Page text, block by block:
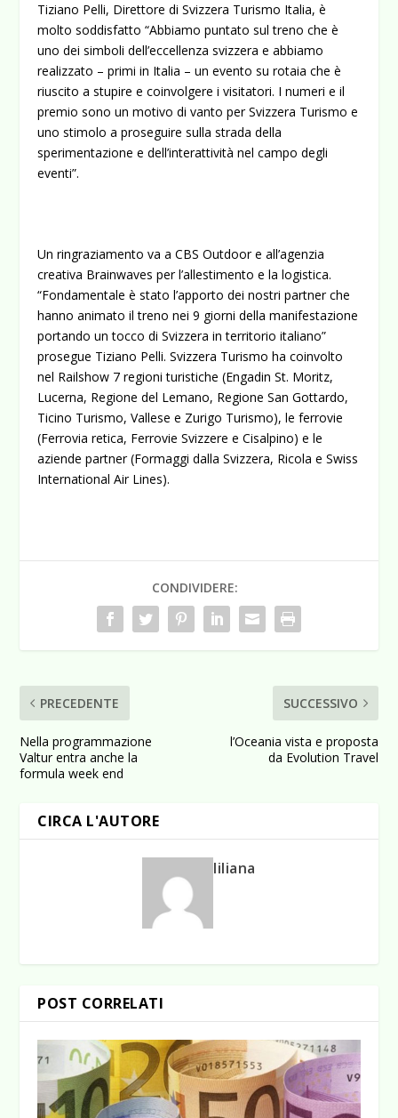
Tiziano Pelli, Direttore di Svizzera Turismo Italia, è
molto soddisfatto “Abbiamo puntato sul treno che è
uno dei simboli dell’eccellenza svizzera e abbiamo
realizzato – primi in Italia – un evento su rotaia che è
riuscito a stupire e coinvolgere i visitatori. I numeri e il
premio sono un motivo di vanto per Svizzera Turismo e
uno stimolo a proseguire sulla strada della
sperimentazione e dell’interattività nel campo degli
eventi”.
Un ringraziamento va a CBS Outdoor e all’agenzia
creativa Brainwaves per l’allestimento e la logistica.
“Fondamentale è stato l’apporto dei nostri partner che
hanno animato il treno nei 9 giorni della manifestazione
portando un tocco di Svizzera in territorio italiano”
prosegue Tiziano Pelli. Svizzera Turismo ha coinvolto
nel Railshow 7 regioni turistiche (Engadin St. Moritz,
Lucerna, Regione del Lemano, Regione San Gottardo,
Ticino Turismo, Vallese e Zurigo Turismo), le ferrovie
(Ferrovia retica, Ferrovie Svizzere e Cisalpino) e le
aziende partner (Formaggi dalla Svizzera, Ricola e Swiss
International Air Lines).
CONDIVIDERE:
PRECEDENTE
Nella programmazione
Valtur entra anche la
formula week end
SUCCESSIVO
l’Oceania vista e proposta
da Evolution Travel
CIRCA L'AUTORE
liliana
POST CORRELATI